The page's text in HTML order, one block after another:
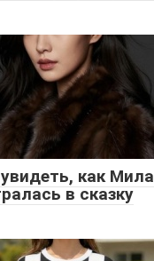
как Мила
в сказку